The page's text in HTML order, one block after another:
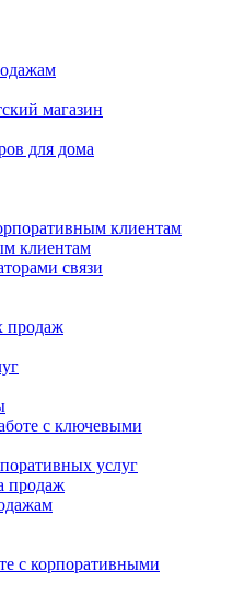
магазин
для дома
клиентам
клиентам
связи
продаж
с ключевыми
услуг
продаж
с корпоративными